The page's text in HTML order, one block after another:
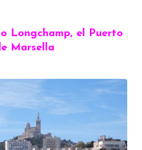
Longchamp, el Puerto
Marsella